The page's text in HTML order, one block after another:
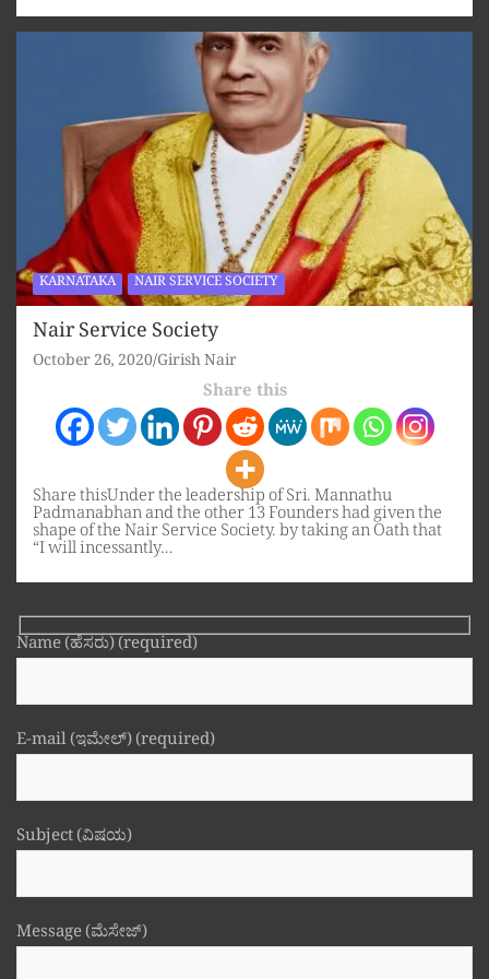
KARNATAKA NAIR SERVICE SOCIETY
Nair Service Society
October 26, 2020 Girish Nair
Share this
Share thisUnder the leadership of Sri. Mannathu
Padmanabhan and the other 13 Founders had given the
shape of the Nair Service Society. by taking an Oath that
“I will incessantly…
Name (ಹೆಸರು) (required)
E-mail (ಇಮೇಲ್) (required)
Subject (ವಿಷಯ)
Message (ಮೆಸೇಜ್)